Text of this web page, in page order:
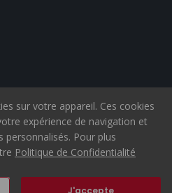
sur votre appareil. Ces cookies
expérience de navigation et
personnalisés. Pour plus
Politique de Confidentialité
J'accepte